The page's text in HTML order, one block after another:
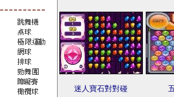
迷人寶石對對碰